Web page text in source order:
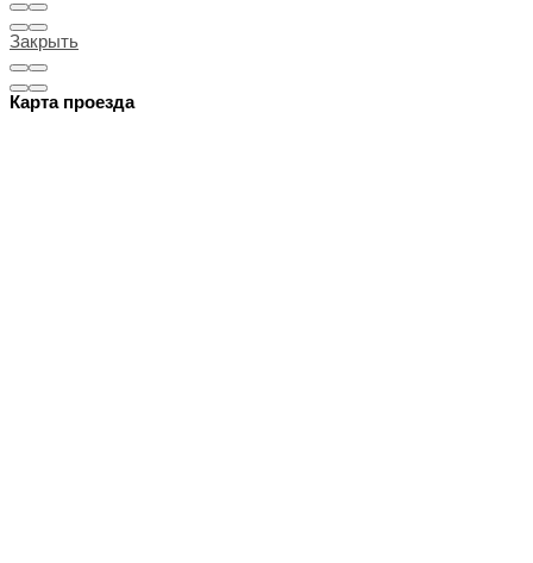
Закрыть
Карта проезда